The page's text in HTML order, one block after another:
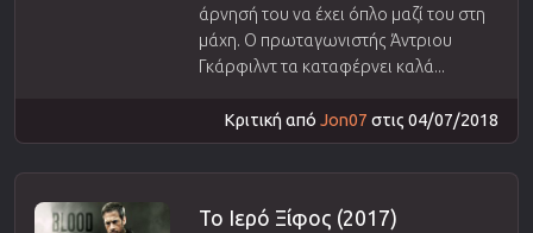
άρνησή του να έχει όπλο μαζί του στη
μάχη. Ο πρωταγωνιστής Άντριου
Γκάρφιλντ τα καταφέρνει καλά...
Κριτική από Jon07 στις 04/07/2018
Το Ιερό Ξίφος (2017)